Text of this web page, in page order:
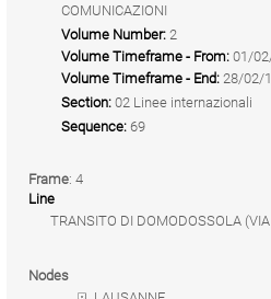
COMUNICAZIONI
Volume Number: 2
Volume Timeframe - From: 01/
Volume Timeframe - End: 28/02/
Section: 02 Linee internazionali
Sequence: 69
Frame: 4
Line
TRANSITO DI DOMODOSSOLA
Nodes